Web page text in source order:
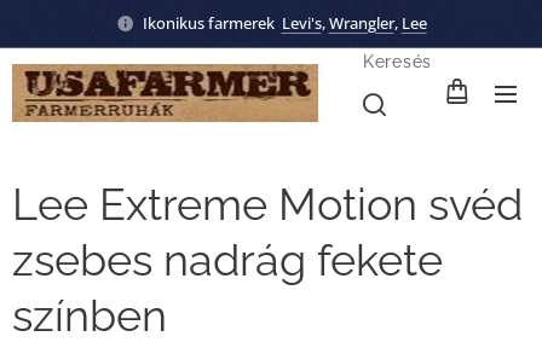
Ikonikus farmerek Levi's,Wrangler, Lee
Keresés
Lee Extreme Motion svéd
zsebes nadrág fekete
színben